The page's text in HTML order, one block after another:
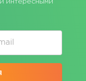
интересными